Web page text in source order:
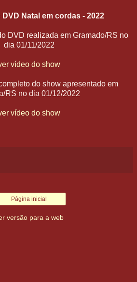
Natal em cordas - 2022
DVD realizada em Gramado/RS no
dia 01/11/2022
vídeo do show
do show apresentado em
RS no dia 01/12/2022
vídeo do show
Página inicial
versão para a web